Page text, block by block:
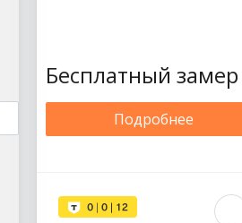
Бесплатный замер
Подробнее